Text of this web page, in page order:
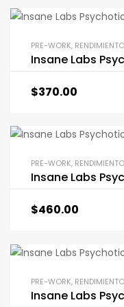
PRE-WORK, RENDIMIENTO
Insane Labs
$370.00
PRE-WORK, RENDIMIENTO
Insane Labs
$460.00
PRE-WORK, RENDIMIENTO
Insane Labs